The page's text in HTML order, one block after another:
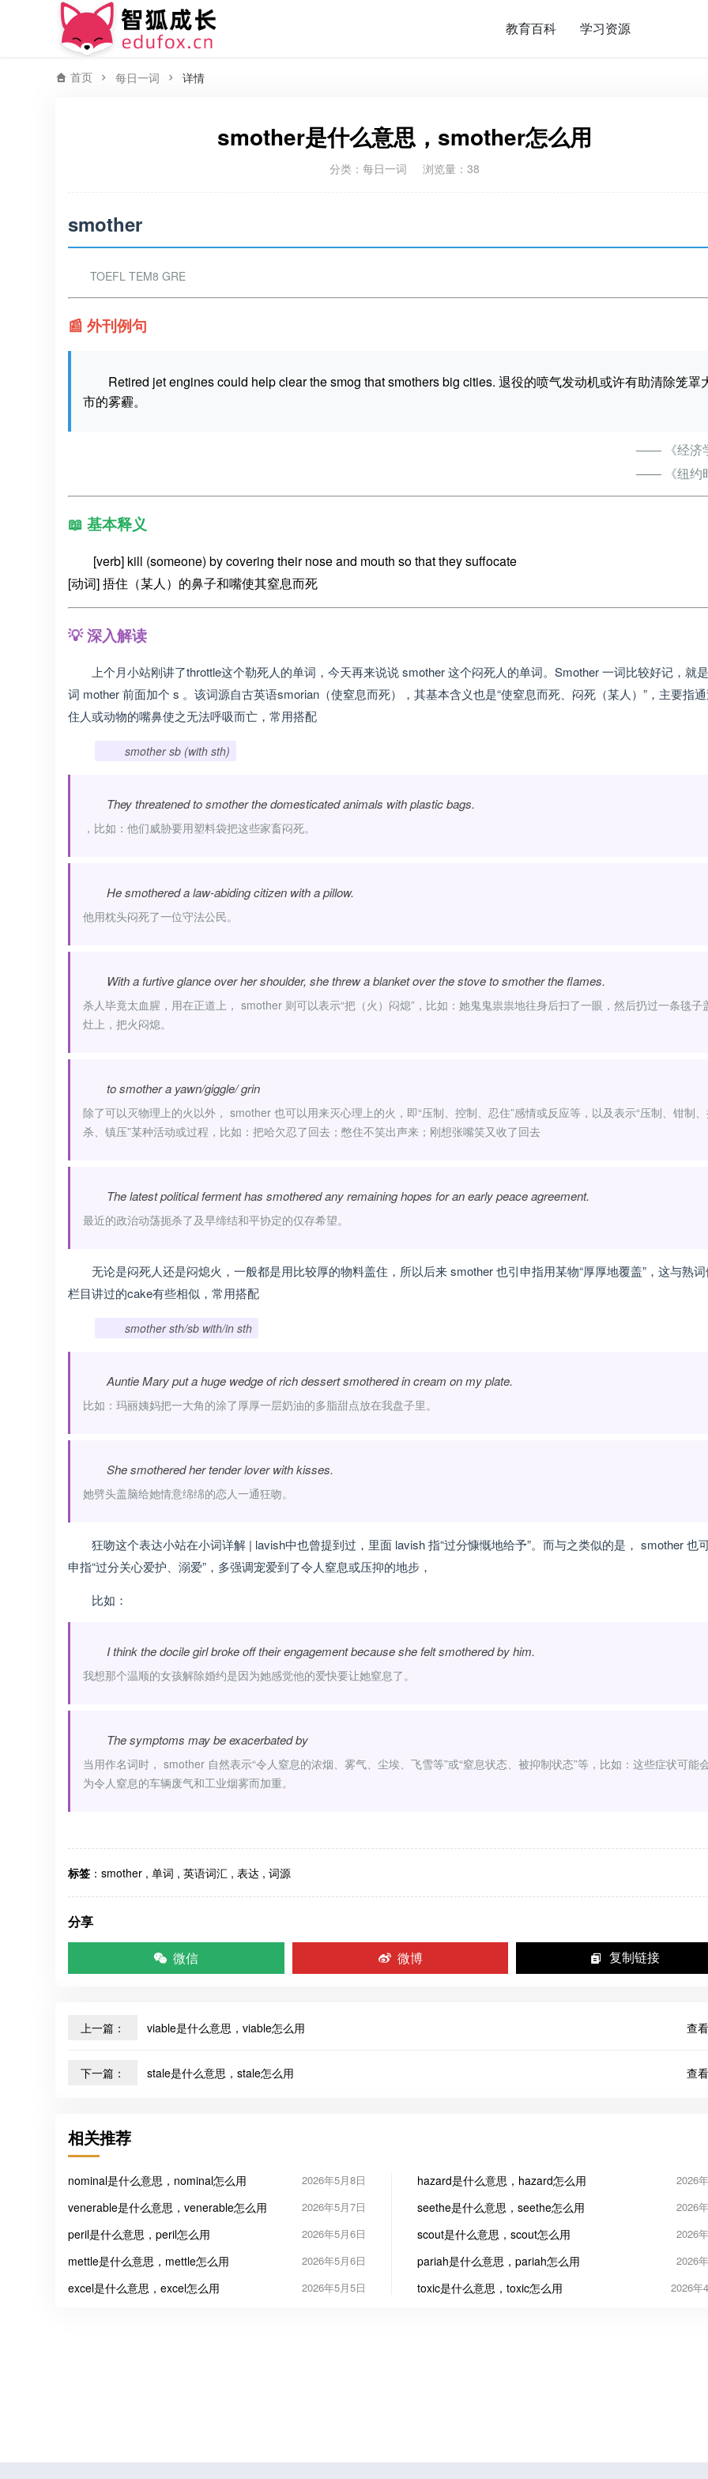
教育百科 学习资源
首页 每日一词 详情
smother是什么意思，smother怎么用
分类： 每日一词 浏览量：38
smother
TOEFL TEM8 GRE
📰 外刊例句
Retired jet engines could help clear the smog that smothers big cities. 退役的喷气发动机或许有助清除笼罩
市的雾霾。
—— 《经济
—— 《纽约
📖 基本释义
[verb] kill (someone) by covering their nose and mouth so that they suffocate
[动词] 捂住（某人）的鼻子和嘴使其窒息而死
💡 深入解读
上个月小站刚讲了throttle这个勒死人的单词，今天再来说说 smother 这个闷死人的单词。Smother 一词比较好记，就
词 mother 前面加个 s 。该词源自古英语smorian（使窒息而死），其基本含义也是“使窒息而死、闷死（某人）”，主要指
住人或动物的嘴鼻使之无法呼吸而亡，常用搭配
smother sb (with sth)
They threatened to smother the domesticated animals with plastic bags.
，比如：他们威胁要用塑料袋把这些家畜闷死。
He smothered a law-abiding citizen with a pillow.
他用枕头闷死了一位守法公民。
With a furtive glance over her shoulder, she threw a blanket over the stove to smother the flames.
杀人毕竟太血腥，用在正道上， smother 则可以表示“把（火）闷熄”，比如：她鬼鬼祟祟地往身后扫了一眼，然后扔过一条毯子
灶上，把火闷熄。
to smother a yawn/giggle/ grin
除了可以灭物理上的火以外， smother 也可以用来灭心理上的火，即“压制、控制、忍住”感情或反应等，以及表示“压制、钳制
杀、镇压”某种活动或过程，比如：把哈欠忍了回去；憋住不笑出声来；刚想张嘴笑又收了回去
The latest political ferment has smothered any remaining hopes for an early peace agreement.
最近的政治动荡扼杀了及早缔结和平协定的仅存希望。
无论是闷死人还是闷熄火，一般都是用比较厚的物料盖住，所以后来 smother 也引申指用某物“厚厚地覆盖”，这与熟词
栏目讲过的cake有些相似，常用搭配
smother sth/sb with/in sth
Auntie Mary put a huge wedge of rich dessert smothered in cream on my plate.
比如：玛丽姨妈把一大角的涂了厚厚一层奶油的多脂甜点放在我盘子里。
She smothered her tender lover with kisses.
她劈头盖脑给她情意绵绵的恋人一通狂吻。
狂吻这个表达小站在小词详解 | lavish中也曾提到过，里面 lavish 指“过分慷慨地给予”。而与之类似的是， smother 也
申指“过分关心爱护、溺爱”，多强调宠爱到了令人窒息或压抑的地步，
比如：
I think the docile girl broke off their engagement because she felt smothered by him.
我想那个温顺的女孩解除婚约是因为她感觉他的爱快要让她窒息了。
The symptoms may be exacerbated by
当用作名词时， smother 自然表示“令人窒息的浓烟、雾气、尘埃、飞雪等”或“窒息状态、被抑制状态”等，比如：这些症状可能
为令人窒息的车辆废气和工业烟雾而加重。
标签 ： smother , 单词 , 英语词汇 , 表达 , 词源
分享
微信
微博 复制链接
上一篇： 查
viable是什么意思，viable怎么用
下一篇： 查
stale是什么意思，stale怎么用
相关推荐
nominal是什么意思，nominal怎么用 2026年5月8日
venerable是什么意思，venerable怎么用 2026年5月7日
peril是什么意思，peril怎么用 2026年5月6日
mettle是什么意思，mettle怎么用 2026年5月6日
excel是什么意思，excel怎么用 2026年5月5日
hazard是什么意思，hazard怎么用 2026
seethe是什么意思，seethe怎么用 2026
scout是什么意思，scout怎么用 2026
pariah是什么意思，pariah怎么用 2026
toxic是什么意思，toxic怎么用 2026年